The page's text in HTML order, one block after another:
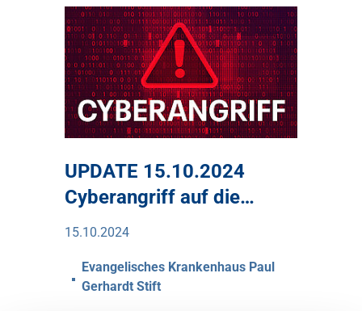
UPDATE 15.10.2024
Cyberangriff auf die…
15.10.2024
Evangelisches Krankenhaus Paul
Gerhardt Stift